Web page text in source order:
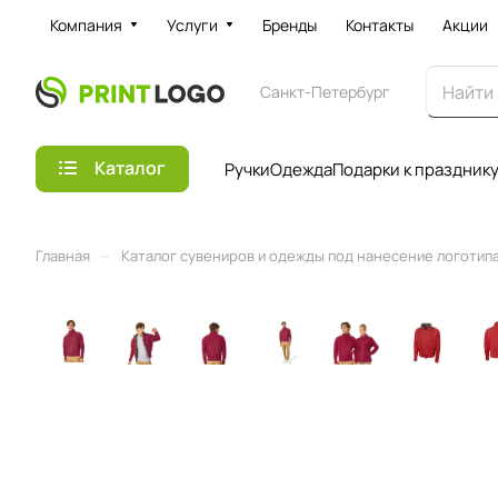
Компания Услуги Бренды Контакты Акции
Санкт-Петербург
Каталог РучкиОдеждаПодарки к празднику
Главная Каталог сувениров и одежды под нанесение